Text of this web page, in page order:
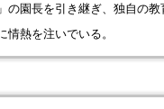
の園長を引き継ぎ、独自の
情熱を注いでいる。